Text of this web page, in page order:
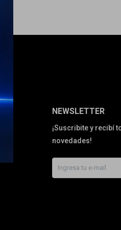
NEWSLETTER
¡Suscribite y recibí
novedades!